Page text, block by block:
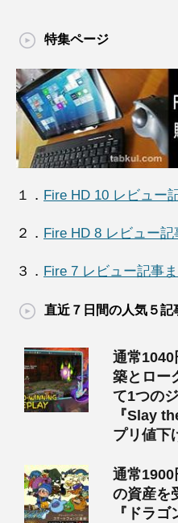
特集ページ
１． Fire HD 10 レビュー
２． Fire HD 8 レビュー記
３． Fire 7 レビュー記事
直近７日間の人気５記
通常1040
築とロー
て1つの
『Slay
プリ値下
通常1900
の資産を
『ドラ